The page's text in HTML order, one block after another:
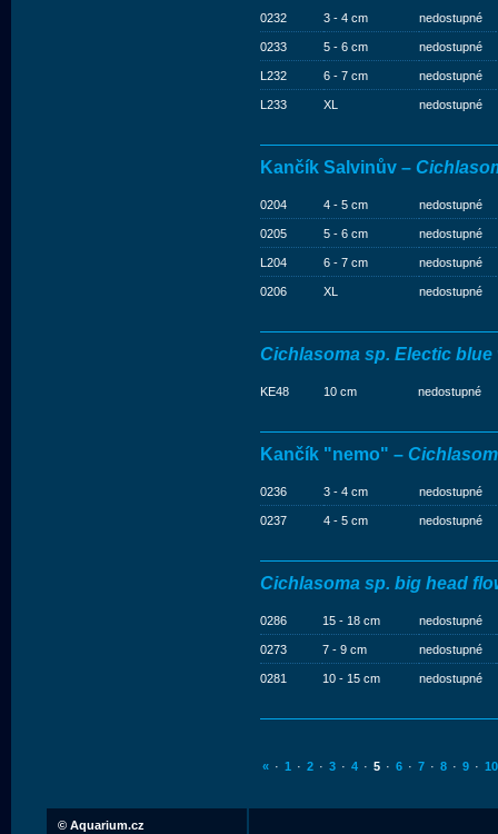
0232 3 - 4 cm nedostupné
0233 5 - 6 cm nedostupné
L232 6 - 7 cm nedostupné
L233 XL nedostupné
Kančík Salvinův –
0204 4 - 5 cm nedostupné
0205 5 - 6 cm nedostupné
L204 6 - 7 cm nedostupné
0206 XL nedostupné
Cichlasoma sp. Electic
KE48 10 cm nedostupné
Kančík "nemo" –
0236 3 - 4 cm nedostupné
0237 4 - 5 cm nedostupné
Cichlasoma sp. big head
0286 15 - 18 cm nedostupné
0273 7 - 9 cm nedostupné
0281 10 - 15 cm nedostupné
« · 1 · 2 · 3 · 4 · 5 · 6 · 7 · 8 · 9 · 10
© Aquarium.cz